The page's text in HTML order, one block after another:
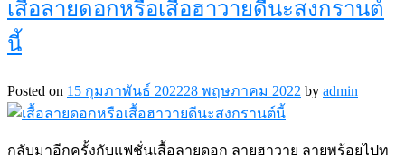
เสื้อลายดอกหรือเสื้อฮาวายดีนะสงกรานต์
นี้
Posted on 15 กุมภาพันธ์ 202228 พฤษภาคม 2022 by admin
กลับมาอีกครั้งกับแฟชั่นเสื้อลายดอก ลายฮาวาย ลายพร้อยไปท